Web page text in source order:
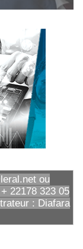
ou
22178 323 05
: Diafara